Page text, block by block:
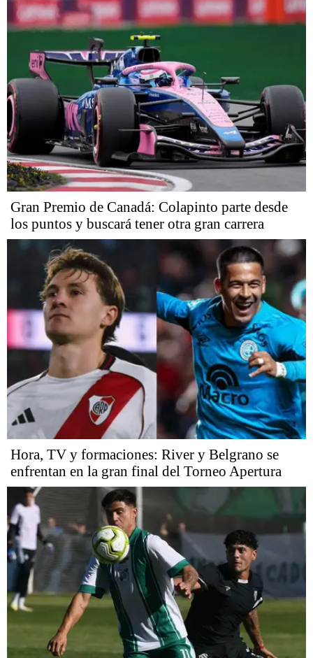
Gran Premio de Canadá: Colapinto parte desde
los puntos y buscará tener otra gran carrera
Hora, TV y formaciones: River y Belgrano se
enfrentan en la gran final del Torneo Apertura